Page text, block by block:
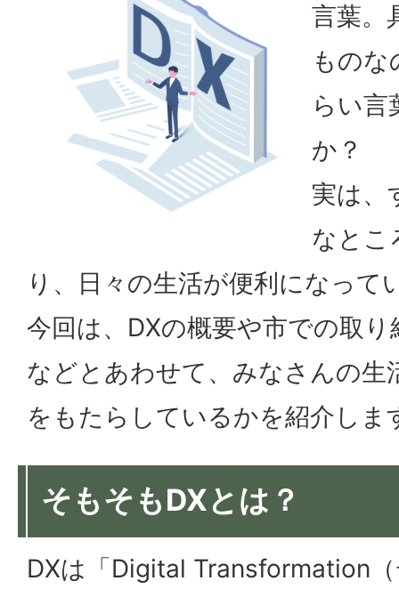
言葉。
ものな
らい
か？
実は、
なとこ
り、日々の生活が便利になって
今回は、DXの概要や市での取
などとあわせて、みなさんの生
をもたらしているかを紹介しま
そもそもDXとは？
DXは「Digital Transformation